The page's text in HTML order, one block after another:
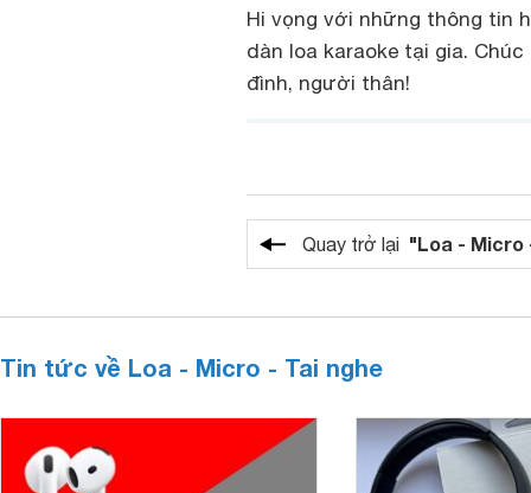
Hi vọng với những thông tin
dàn loa karaoke tại gia.
đình, người thân!
Quay trở lại "Loa - Micro
Tin tức về Loa - Micro - Tai nghe